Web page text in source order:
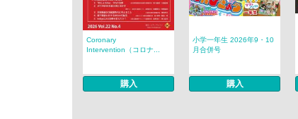
Coronary
Intervention（コロナ...
購入
小学一年生 2026年9・10
月合併号
購入